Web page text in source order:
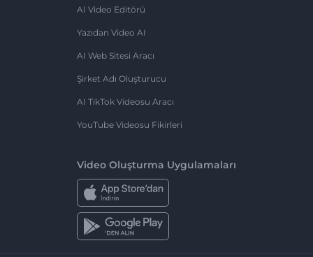
AI Video Editörü
Yazıdan Video AI
AI Web Sitesi Aracı
Şirket Adı Oluşturucu
AI TikTok Videosu Aracı
YouTube Videosu Fikirleri
Video Oluşturma Uygulamaları